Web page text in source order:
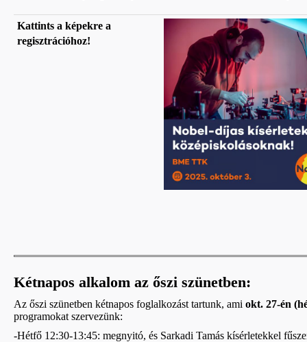
Kattints a képekre a
regisztrációhoz!
Kétnapos alkalom az őszi szünetben:
Az őszi szünetben kétnapos foglalkozást tartunk, ami okt. 27-én
programokat szervezünk:
-Hétfő 12:30-13:45: megnyitó, és Sarkadi Tamás kísérletekkel